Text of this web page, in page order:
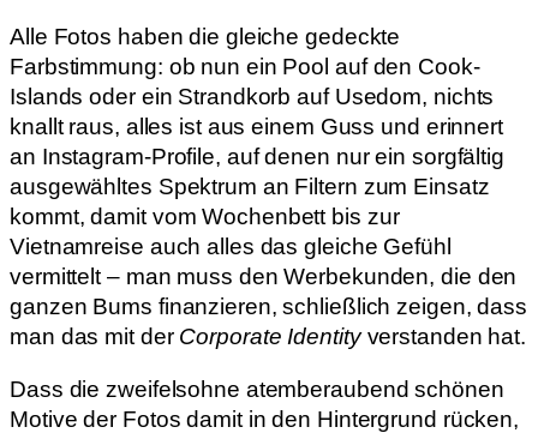
Alle Fotos haben die gleiche gedeckte
Farbstimmung: ob nun ein Pool auf den Cook-
Islands oder ein Strandkorb auf Usedom, nichts
knallt raus, alles ist aus einem Guss und erinnert
an Instagram-Profile, auf denen nur ein sorgfältig
ausgewähltes Spektrum an Filtern zum Einsatz
kommt, damit vom Wochenbett bis zur
Vietnamreise auch alles das gleiche Gefühl
vermittelt – man muss den Werbekunden, die den
ganzen Bums finanzieren, schließlich zeigen, dass
man das mit der Corporate Identityverstanden hat.
Dass die zweifelsohne atemberaubend schönen
Motive der Fotos damit in den Hintergrund rücken,